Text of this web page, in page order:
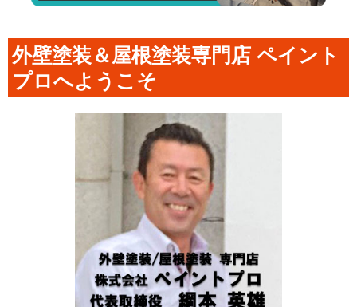
外壁塗装＆屋根塗装専門店 ペイント
プロへようこそ